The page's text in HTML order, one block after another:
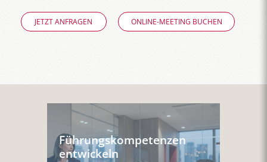
JETZT ANFRAGEN ONLINE-MEETING BUCHEN
Führungs­kompeten­zen
entwickeln